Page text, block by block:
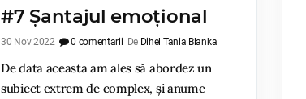
#7 Șantajul emoțional
30 Nov 2022 0 comentarii De Dihel Tania Blanka
De data aceasta am ales să abordez un
subiect extrem de complex, și anume